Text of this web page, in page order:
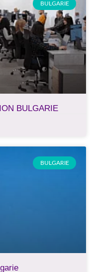
BULGARIE
BULGARIE
BULGARIE